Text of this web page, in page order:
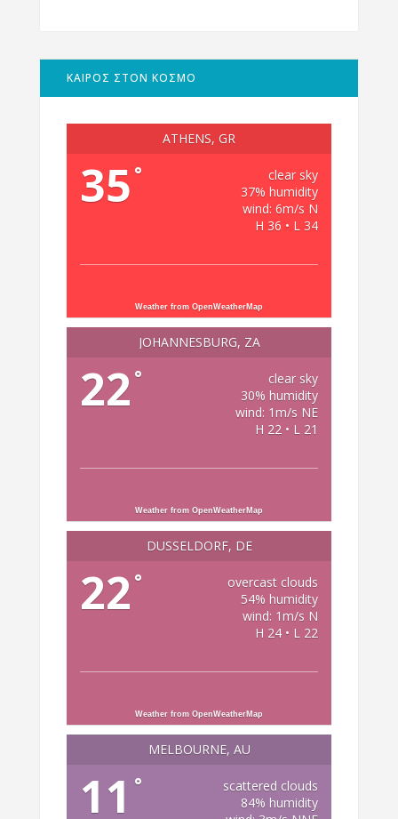
ΚΑΙΡΟΣ ΣΤΟΝ ΚΟΣΜΟ
ATHENS, GR
35 °
clear sky
37% humidity
wind: 6m/s N
H 36 • L 34
Weather from OpenWeatherMap
JOHANNESBURG, ZA
22 °
clear sky
30% humidity
wind: 1m/s NE
H 22 • L 21
Weather from OpenWeatherMap
DÜSSELDORF, DE
22 °
overcast clouds
54% humidity
wind: 1m/s N
H 24 • L 22
Weather from OpenWeatherMap
MELBOURNE, AU
11 °
scattered clouds
84% humidity